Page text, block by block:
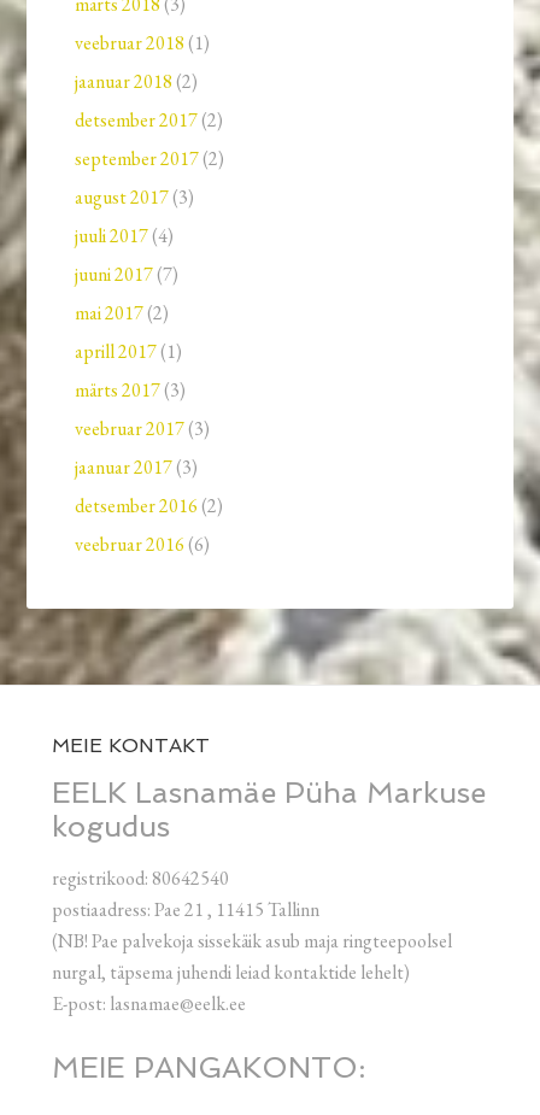
veebruar 2018 (1)
jaanuar 2018 (2)
detsember 2017(2)
september 2017(2)
august 2017(3)
juuli 2017(4)
juuni 2017(7)
mai 2017(2)
aprill 2017(1)
märts 2017(3)
veebruar 2017(3)
jaanuar 2017(3)
detsember 2016 (2)
veebruar 2016 (6)
MEIE KONTAKT
EELK Lasnamäe Püha Markuse
kogudus
registrikood: 80642540
postiaadress: Pae 21 , 11415 Tallinn
(NB! Pae palvekoja sissekäik asub maja ringteepoolsel
nurgal, täpsema juhendi leiad kontaktide lehelt)
E-post: lasnamae@eelk.ee
MEIE PANGAKONTO: